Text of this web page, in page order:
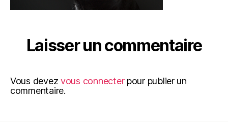
Laisser un commentaire
Vous devezvous connecterpour publier un
commentaire.